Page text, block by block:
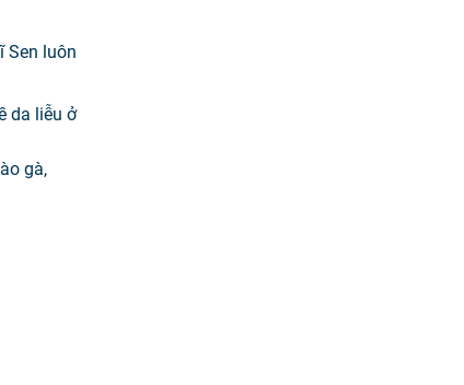
Sen luôn
da liễu ở
gà,